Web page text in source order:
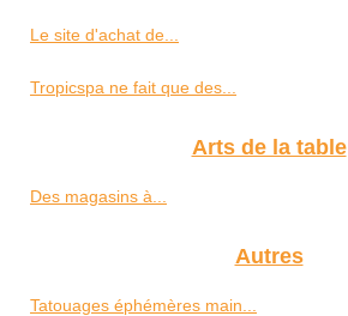
Le site d'achat de...
Tropicspa ne fait que des...
Arts de la table
Des magasins à...
Autres
Tatouages éphémères main...